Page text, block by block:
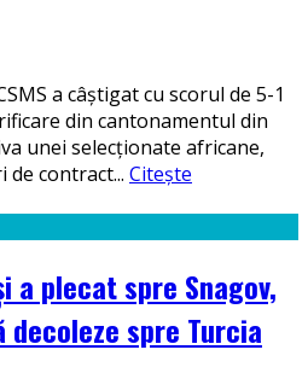
a câștigat cu scorul de 5-1
din cantonamentul din
unei selecționate africane,
de contract... Citește
a plecat spre Snagov,
spre Turcia